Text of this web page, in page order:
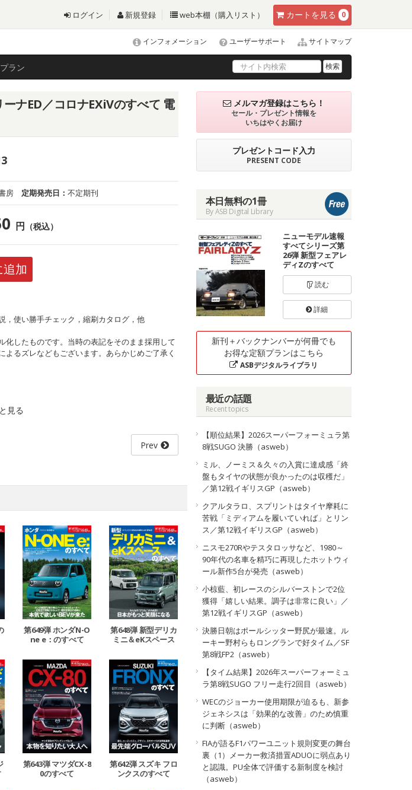
カート を見る 0
ログイン 新規登録 web本棚（購入リスト）
インフォメーション ユーザーサポート サイトマップ
ラン 検索
ナED／コロナEXiVのすべて 電
房 定期発売日：不定期刊
円 （税込）
加
，使い勝手チェック，縮刷カタログ，他
化したものです。当時の表記をそのまま採用して
るズレなどもございます。あらかじめご了承く
Prev
第649弾 ホンダN-O
ne e：のすべて
第648弾 新型デリカ
ミニ＆eKスペース
第643弾 マツダCX-8
0のすべて
第642弾 スズキ フロ
ンクスのすべて
メルマガ登録はこちら！
セール・プレゼント情報を
いちはやくお届け
プレゼントコード入力
PRESENT CODE
本日無料の1冊
By ASB Digital Library
ニューモデル速報
すべてシリーズ第
26弾 新型フェアレ
ディZのすべて
読む
詳細
新刊＋バックナンバーが何冊でも
お得な定額プランはこちら
ASBデジタルライブラリ
最近の話題
Recent topics
【順位結果】2026スーパーフォーミュラ第
8戦SUGO 決勝（asweb）
ミル、ノーミス＆久々の入賞に達成感「終
盤もタイヤの状態が良かったのは収穫だ」
／第12戦イギリスGP（asweb）
クアルタラロ、スプリントはタイヤ摩耗に
苦戦「ミディアムを履いていれば」とリン
ス／第12戦イギリスGP（asweb）
ニスモ270Rやテスタロッサなど、1980～
90年代の名車を精巧に再現したホットウィ
ール新作5台が発売（asweb）
小椋藍、初レースのシルバーストンで2位
獲得「嬉しい結果。調子は非常に良い」／
第12戦イギリスGP（asweb）
決勝日朝はポールシッター野尻が最速。ル
ーキー野村らもロングランで好タイム／SF
第8戦FP2（asweb）
【タイム結果】2026年スーパーフォーミュ
ラ第8戦SUGO フリー走行2回目（asweb）
WECのジョーカー使用期限が迫るも、新参
ジェネシスは「効果的な改善」のため慎重
に判断（asweb）
FIAが語るF1パワーユニット規則変更の舞台
裏（1）メーカー救済措置ADUOに弱点あり
と認識。PU全体で評価する新制度を検討
（asweb）